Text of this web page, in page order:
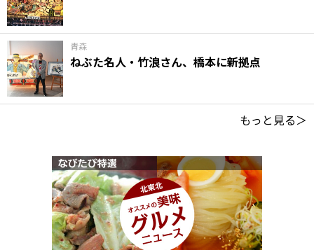
青森
ねぶた名人・竹浪さん、橋本に新拠点
もっと見る＞